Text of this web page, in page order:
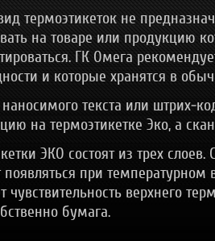
термоэтикеток не
на товаре или продукцию
ГК Омега
и которые хранятся в
наносимого текста или штрих-
на термоэтикетке Эко, а
ЭКО состоят из трех
появляться при
чувствительность верхнего
бумага.